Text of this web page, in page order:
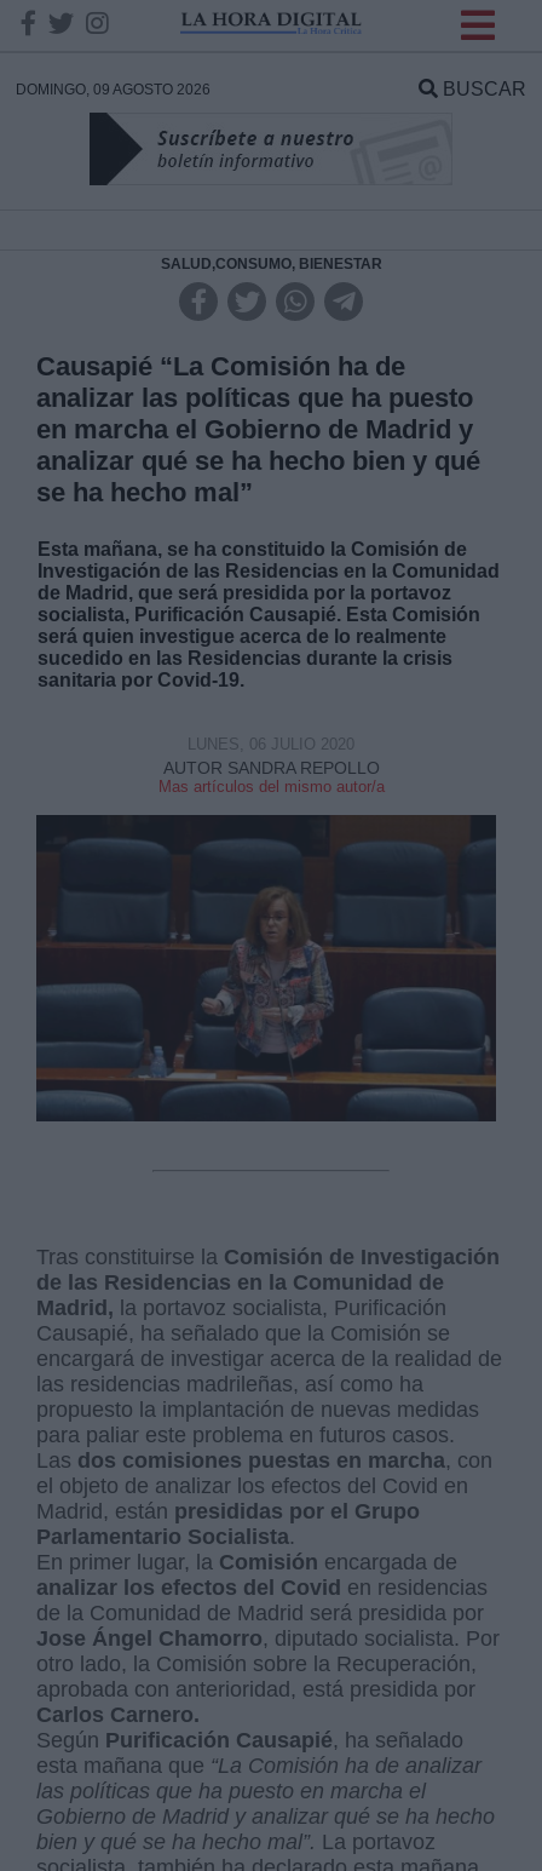
DOMINGO, 09 AGOSTO 2026 BUSCAR
SALUD,CONSUMO, BIENESTAR
Causapié “La Comisión ha de
analizar las políticas que ha puesto
en marcha el Gobierno de Madrid y
analizar qué se ha hecho bien y qué
se ha hecho mal”
Esta mañana, se ha constituido la Comisión de
Investigación de las Residencias en la Comunidad
de Madrid, que será presidida por la portavoz
socialista, Purificación Causapié. Esta Comisión
será quien investigue acerca de lo realmente
sucedido en las Residencias durante la crisis
sanitaria por Covid-19.
AUTOR SANDRA REPOLLO
Mas artículos del mismo autor/a
LUNES, 06 JULIO 2020
Tras constituirse la Comisión de Investigación
de las Residencias en la Comunidad de
Madrid, la portavoz socialista, Purificación
Causapié, ha señalado que la Comisión se
encargará de investigar acerca de la realidad de
las residencias madrileñas, así como ha
propuesto la implantación de nuevas medidas
para paliar este problema en futuros casos.
Las dos comisiones puestas en marcha, con
el objeto de analizar los efectos del Covid en
Madrid, están presididas por el Grupo
Parlamentario Socialista.
En primer lugar, la Comisión encargada de
analizar los efectos del Covid en residencias
de la Comunidad de Madrid será presidida por
Jose Ángel Chamorro, diputado socialista. Por
otro lado, la Comisión sobre la Recuperación,
aprobada con anterioridad, está presidida por
Carlos Carnero.
Según Purificación Causapié, ha señalado
esta mañana que “La Comisión ha de analizar
las políticas que ha puesto en marcha el
Gobierno de Madrid y analizar qué se ha hecho
bien y qué se ha hecho mal”. La portavoz
DATOS
Responsable:
Legitimación:
Destinatarios:
link